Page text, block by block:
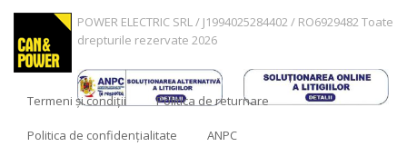
POWER ELECTRIC SRL / J1994025284402 / RO6929482 Toate
drepturile rezervate 2026
Termeni și condiții Politica de returnare
Politica de confidențialitate ANPC